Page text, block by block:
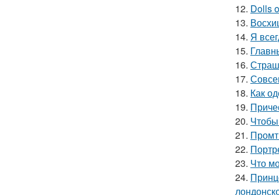
12. Dolls
13.
14. Я
15.
16.
17.
18. Как
19.
20.
21.
22.
23. Что
24.